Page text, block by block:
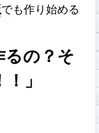
でも作り始める
るの？そ
」